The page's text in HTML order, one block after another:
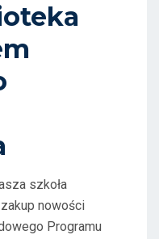
szkoła
nowości
Programu